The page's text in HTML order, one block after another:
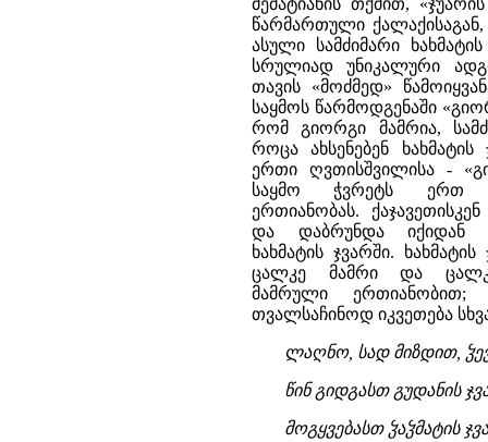
მემატიანის თქმით,
წარმართული
ასული სამძიმარი
სრულიად უნიკალური
თავის «მოძმედ»
საყმოს წარმოდგენაში
რომ გიორგი მამრია,
როცა ახსენებენ
ერთი ღვთისშვილისა -
საყმო ჭვრეტს ერთ
ერთიანობას.
და დაბრუნდა იქიდან
ხახმატის ჯვარში.
ცალკე მამრი და
მამრული ერთიანობით;
თვალსაჩინოდ იკვეთება
ლაღნო, სად მიზდით,
წინ გიდგასთ გუდანის
მოგყვებასთ ჴაჴმატის